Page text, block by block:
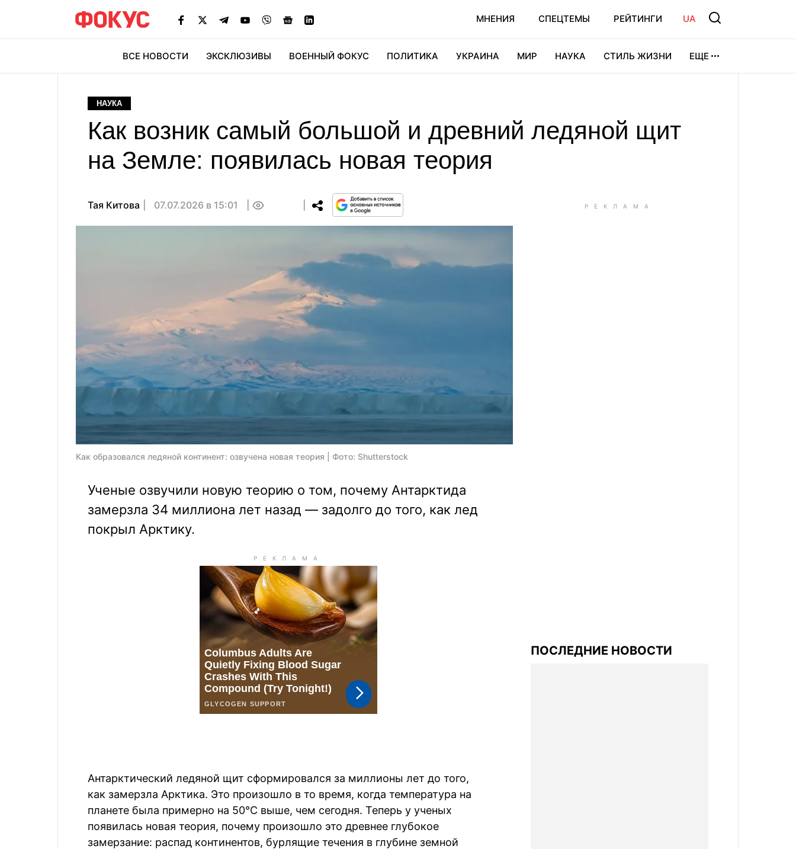
МНЕНИЯ СПЕЦТЕМЫ РЕЙТИНГИ UA
ВСЕ НОВОСТИ ЭКСКЛЮЗИВЫ ВОЕННЫЙ ФОКУС ПОЛИТИКА УКРАИНА МИР НАУКА СТИЛЬ ЖИЗНИ ЕЩЕ
НАУКА
Как возник самый большой и древний ледяной щит
на Земле: появилась новая теория
Тая Китова 07.07.2026 в 15:01
Как образовался ледяной континент: озвучена новая теория | Фото: Shutterstock
Ученые озвучили новую теорию о том, почему Антарктида
замерзла 34 миллиона лет назад — задолго до того, как лед
покрыл Арктику.
Антарктический ледяной щит сформировался за миллионы лет до того,
как замерзла Арктика. Это произошло в то время, когда температура на
планете была примерно на 50°C выше, чем сегодня. Теперь у ученых
появилась новая теория, почему произошло это древнее глубокое
замерзание: распад континентов, бурлящие течения в глубине земной
ПОСЛЕДНИЕ НОВОСТИ